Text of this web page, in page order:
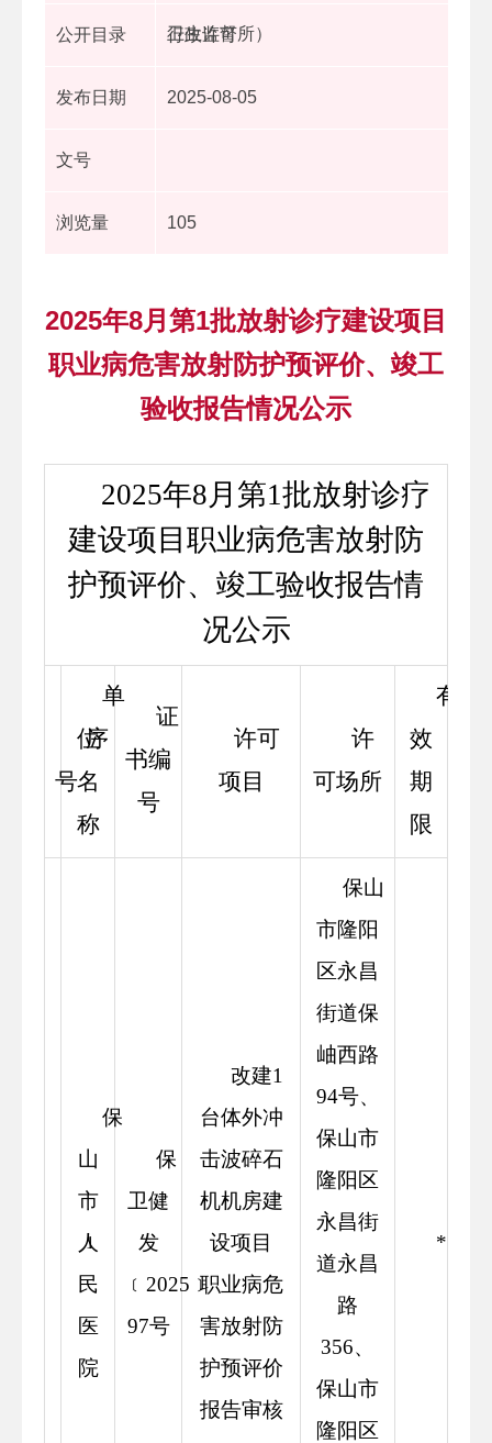
卫生监督所）
公开目录 行政许可
发布日期 2025-08-05
文号
浏览量 105
2025年8月第1批放射诊疗建设项目
职业病危害放射防护预评价、竣工
验收报告情况公示
建设项目职业病危害放射防
护预评价、竣工验收报告情
况公示
序
号
单
位
名
称
证
书编
号
许可
项目
许
可场所
有
效
期
限
1
保
山
市
人
民
医
院
保
卫健
发
﹝2025﹞
97号
改建1
台体外冲
击波碎石
机机房建
设项目
职业病危
害放射防
护预评价
报告审核
保山
市隆阳
区永昌
街道保
岫西路
94号、
保山市
隆阳区
永昌街
道永昌
路
356、
保山市
隆阳区
****